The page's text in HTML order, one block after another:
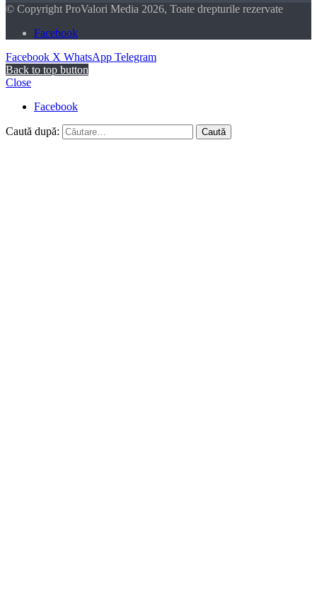
© Copyright ProValori Media 2026, Toate drepturile rezervate
Facebook
Facebook X WhatsApp Telegram
Back to top button
Close
Facebook
Caută după: